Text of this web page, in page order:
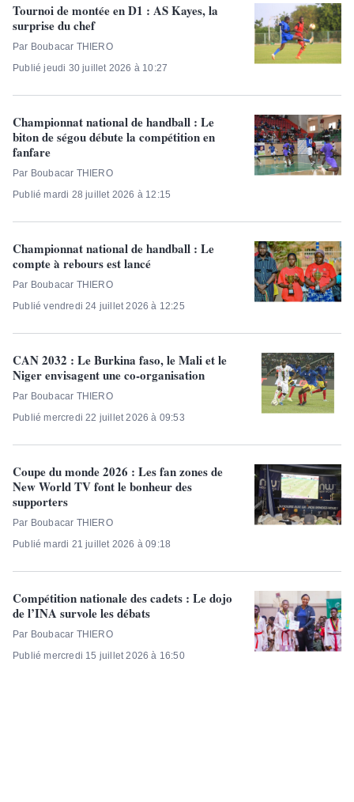
Tournoi de montée en D1 : AS Kayes, la
surprise du chef
Par Boubacar THIERO
Publié jeudi 30 juillet 2026 à 10:27
Championnat national de handball : Le
biton de ségou débute la compétition en
fanfare
Par Boubacar THIERO
Publié mardi 28 juillet 2026 à 12:15
Championnat national de handball : Le
compte à rebours est lancé
Par Boubacar THIERO
Publié vendredi 24 juillet 2026 à 12:25
CAN 2032 : Le Burkina faso, le Mali et le
Niger envisagent une co-organisation
Par Boubacar THIERO
Publié mercredi 22 juillet 2026 à 09:53
Coupe du monde 2026 : Les fan zones de
New World TV font le bonheur des
supporters
Par Boubacar THIERO
Publié mardi 21 juillet 2026 à 09:18
Compétition nationale des cadets : Le dojo
de l’INA survole les débats
Par Boubacar THIERO
Publié mercredi 15 juillet 2026 à 16:50